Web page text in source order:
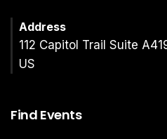
Address
112 Capitol Trail Suite
US
Find Events